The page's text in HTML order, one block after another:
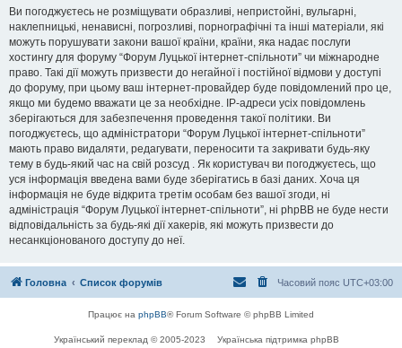
Ви погоджуєтесь не розміщувати образливі, непристойні, вульгарні,
наклепницькі, ненависні, погрозливі, порнографічні та інші матеріали, які
можуть порушувати закони вашої країни, країни, яка надає послуги
хостингу для форуму “Форум Луцької інтернет-спільноти” чи міжнародне
право. Такі дії можуть призвести до негайної і постійної відмови у доступі
до форуму, при цьому ваш інтернет-провайдер буде повідомлений про це,
якщо ми будемо вважати це за необхідне. IP-адреси усіх повідомлень
зберігаються для забезпечення проведення такої політики. Ви
погоджуєтесь, що адміністратори “Форум Луцької інтернет-спільноти”
мають право видаляти, редагувати, переносити та закривати будь-яку
тему в будь-який час на свій розсуд . Як користувач ви погоджуєтесь, що
уся інформація введена вами буде зберігатись в базі даних. Хоча ця
інформація не буде відкрита третім особам без вашої згоди, ні
адміністрація “Форум Луцької інтернет-спільноти”, ні phpBB не буде нести
відповідальність за будь-які дії хакерів, які можуть призвести до
несанкціонованого доступу до неї.
Головна Список форумів Часовий пояс UTC+03:00
Працює на phpBB® Forum Software © phpBB Limited
Український переклад © 2005-2023 Українська підтримка phpBB